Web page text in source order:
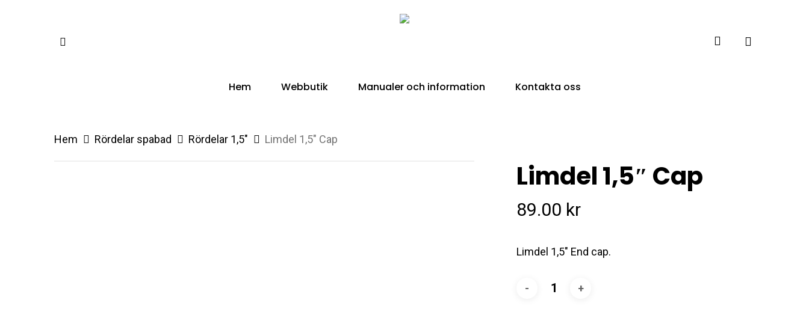
facebook
Hem Webbutik Manualer och information Kontakta oss
Hem Rördelar spabad Rördelar 1,5" Limdel 1,5″ Cap
Limdel 1,5″ Cap
89.00 kr
Limdel 1,5″ End cap.